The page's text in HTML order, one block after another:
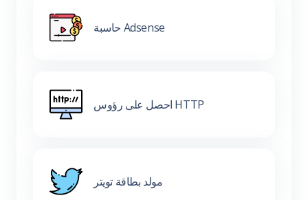
حاسبة Adsense
احصل على رؤوس HTTP
مولد بطاقة تويتر